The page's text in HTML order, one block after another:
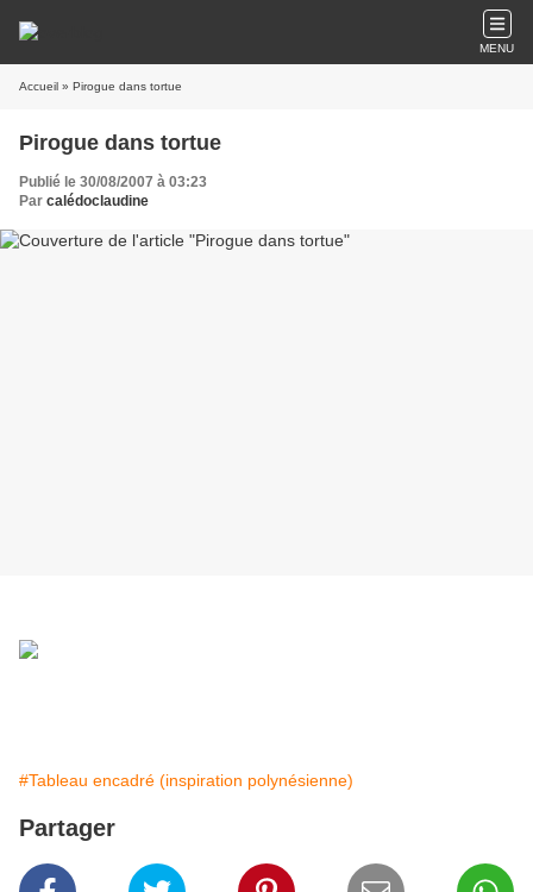
MENU
Accueil » Pirogue dans tortue
Pirogue dans tortue
Publié le 30/08/2007 à 03:23
Par calédoclaudine
#Tableau encadré (inspiration polynésienne)
Partager